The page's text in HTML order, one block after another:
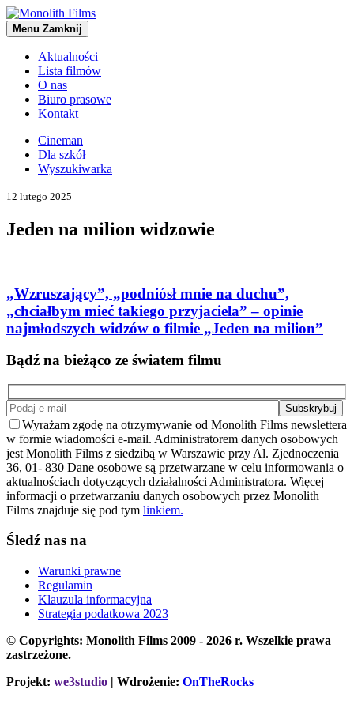
Menu Zamknij
Aktualności
Lista filmów
O nas
Biuro prasowe
Kontakt
Cineman
Dla szkół
Wyszukiwarka
12 lutego 2025
Jeden na milion widzowie
„Wzruszający”, „podniósł mnie na duchu”,
„chciałbym mieć takiego przyjaciela” – opinie
najmłodszych widzów o filmie „Jeden na milion”
Bądź na bieżąco ze światem filmu
Wyrażam zgodę na otrzymywanie od Monolith Films newslettera
w formie wiadomości e-mail. Administratorem danych osobowych
jest Monolith Films z siedzibą w Warszawie przy Al. Zjednoczenia
36, 01- 830 Dane osobowe są przetwarzane w celu informowania o
aktualnościach dotyczących działalności Administratora. Więcej
informacji o przetwarzaniu danych osobowych przez Monolith
Films znajduje się pod tym linkiem.
Śledź nas na
Warunki prawne
Regulamin
Klauzula informacyjna
Strategia podatkowa 2023
© Copyrights: Monolith Films 2009 - 2026 r. Wszelkie prawa
zastrzeżone.
Projekt: we3studio | Wdrożenie: OnTheRocks